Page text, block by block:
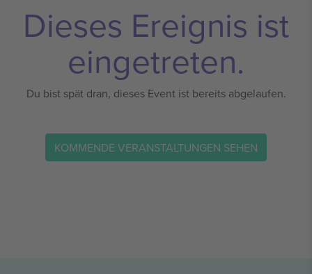
Dieses Ereignis ist
eingetreten.
Du bist spät dran, dieses Event ist bereits abgelaufen.
KOMMENDE VERANSTALTUNGEN SEHEN